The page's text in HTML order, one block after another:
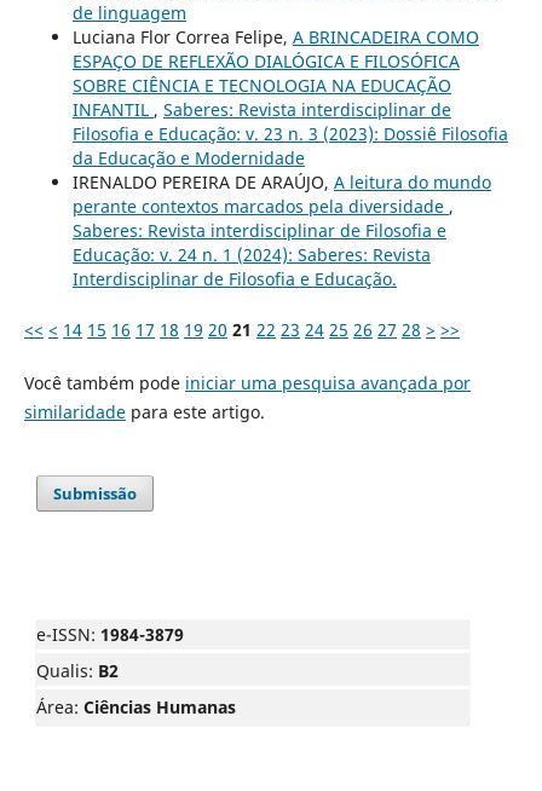
de linguagem
Luciana Flor Correa Felipe, A BRINCADEIRA COMO
ESPAÇO DE REFLEXÃO DIALÓGICA E FILOSÓFICA
SOBRE CIÊNCIA E TECNOLOGIA NA EDUCAÇÃO
INFANTIL , Saberes: Revista interdisciplinar de
Filosofia e Educação: v. 23 n. 3 (2023): Dossiê Filosofia
da Educação e Modernidade
IRENALDO PEREIRA DE ARAÚJO, A leitura do mundo
perante contextos marcados pela diversidade ,
Saberes: Revista interdisciplinar de Filosofia e
Educação: v. 24 n. 1 (2024): Saberes: Revista
Interdisciplinar de Filosofia e Educação.
<< < 14 15 16 17 18 19 20 21 22 23 24 25 26 27 28 > >>
Você também pode iniciar uma pesquisa avançada por
similaridadepara este artigo.
Submissão
e-ISSN: 1984-3879
Qualis: B2
Área: Ciências Humanas